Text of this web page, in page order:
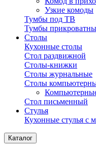
Узкие комоды
Тумбы под ТВ
Тумбы
Столы
Кухонные столы
Стол раздвижной
Столы-книжки
Столы журнальные
Столы
Стол письменный
Стулья
Кухонные стулья с
Каталог